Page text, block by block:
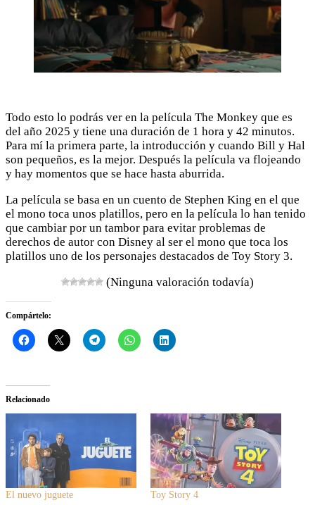
Todo esto lo podrás ver en la película The Monkey que es
del año 2025 y tiene una duración de 1 hora y 42 minutos.
Para mí la primera parte, la introducción y cuando Bill y Hal
son pequeños, es la mejor. Después la película va flojeando
y hay momentos que se hace hasta aburrida.
La película se basa en un cuento de Stephen King en el que
el mono toca unos platillos, pero en la película lo han tenido
que cambiar por un tambor para evitar problemas de
derechos de autor con Disney al ser el mono que toca los
platillos uno de los personajes destacados de Toy Story 3.
(Ninguna valoración todavía)
Compártelo:
Relacionado
El nuevo juguete
Toy Story 4